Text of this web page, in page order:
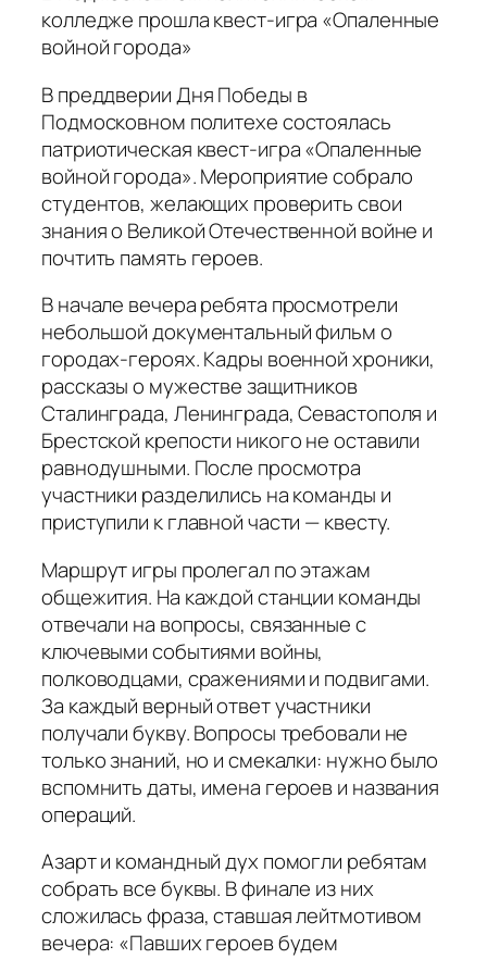
колледже прошла квест-игра «Опаленные
войной города»
В преддверии Дня Победы в
Подмосковном политехе состоялась
патриотическая квест-игра «Опаленные
войной города». Мероприятие собрало
студентов, желающих проверить свои
знания о Великой Отечественной войне и
почтить память героев.
В начале вечера ребята просмотрели
небольшой документальный фильм о
городах-героях. Кадры военной хроники,
рассказы о мужестве защитников
Сталинграда, Ленинграда, Севастополя и
Брестской крепости никого не оставили
равнодушными. После просмотра
участники разделились на команды и
приступили к главной части — квесту.
Маршрут игры пролегал по этажам
общежития. На каждой станции команды
отвечали на вопросы, связанные с
ключевыми событиями войны,
полководцами, сражениями и подвигами.
За каждый верный ответ участники
получали букву. Вопросы требовали не
только знаний, но и смекалки: нужно было
вспомнить даты, имена героев и названия
операций.
Азарт и командный дух помогли ребятам
собрать все буквы. В финале из них
сложилась фраза, ставшая лейтмотивом
вечера: «Павших героев будем